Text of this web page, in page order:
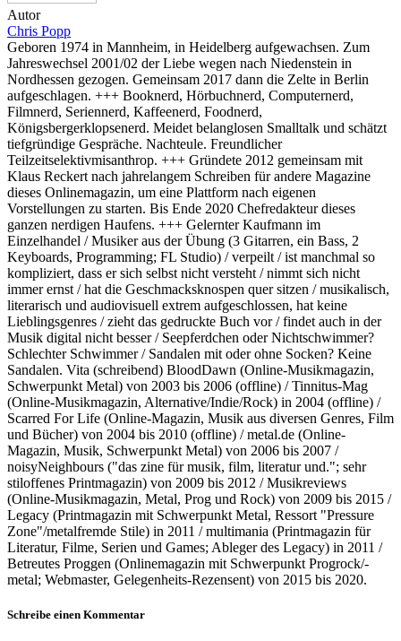
Autor
Chris Popp
Geboren 1974 in Mannheim, in Heidelberg aufgewachsen. Zum
Jahreswechsel 2001/02 der Liebe wegen nach Niedenstein in
Nordhessen gezogen. Gemeinsam 2017 dann die Zelte in Berlin
aufgeschlagen. +++ Booknerd, Hörbuchnerd, Computernerd,
Filmnerd, Seriennerd, Kaffeenerd, Foodnerd,
Königsbergerklopsenerd. Meidet belanglosen Smalltalk und schätzt
tiefgründige Gespräche. Nachteule. Freundlicher
Teilzeitselektivmisanthrop. +++ Gründete 2012 gemeinsam mit
Klaus Reckert nach jahrelangem Schreiben für andere Magazine
dieses Onlinemagazin, um eine Plattform nach eigenen
Vorstellungen zu starten. Bis Ende 2020 Chefredakteur dieses
ganzen nerdigen Haufens. +++ Gelernter Kaufmann im
Einzelhandel / Musiker aus der Übung (3 Gitarren, ein Bass, 2
Keyboards, Programming; FL Studio) / verpeilt / ist manchmal so
kompliziert, dass er sich selbst nicht versteht / nimmt sich nicht
immer ernst / hat die Geschmacksknospen quer sitzen / musikalisch,
literarisch und audiovisuell extrem aufgeschlossen, hat keine
Lieblingsgenres / zieht das gedruckte Buch vor / findet auch in der
Musik digital nicht besser / Seepferdchen oder Nichtschwimmer?
Schlechter Schwimmer / Sandalen mit oder ohne Socken? Keine
Sandalen. Vita (schreibend) BloodDawn (Online-Musikmagazin,
Schwerpunkt Metal) von 2003 bis 2006 (offline) / Tinnitus-Mag
(Online-Musikmagazin, Alternative/Indie/Rock) in 2004 (offline) /
Scarred For Life (Online-Magazin, Musik aus diversen Genres, Film
und Bücher) von 2004 bis 2010 (offline) / metal.de (Online-
Magazin, Musik, Schwerpunkt Metal) von 2006 bis 2007 /
noisyNeighbours ("das zine für musik, film, literatur und."; sehr
stiloffenes Printmagazin) von 2009 bis 2012 / Musikreviews
(Online-Musikmagazin, Metal, Prog und Rock) von 2009 bis 2015 /
Legacy (Printmagazin mit Schwerpunkt Metal, Ressort "Pressure
Zone"/metalfremde Stile) in 2011 / multimania (Printmagazin für
Literatur, Filme, Serien und Games; Ableger des Legacy) in 2011 /
Betreutes Proggen (Onlinemagazin mit Schwerpunkt Progrock/-
metal; Webmaster, Gelegenheits-Rezensent) von 2015 bis 2020.
Schreibe einen Kommentar